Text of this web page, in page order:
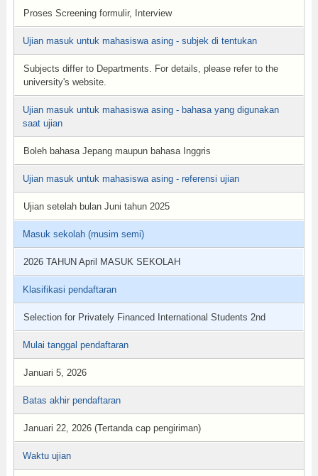
Proses Screening formulir, Interview
Ujian masuk untuk mahasiswa asing - subjek di tentukan
Subjects differ to Departments. For details, please refer to the
university's website.
Ujian masuk untuk mahasiswa asing - bahasa yang digunakan
saat ujian
Boleh bahasa Jepang maupun bahasa Inggris
Ujian masuk untuk mahasiswa asing - referensi ujian
Ujian setelah bulan Juni tahun 2025
Masuk sekolah (musim semi)
2026 TAHUN April MASUK SEKOLAH
Klasifikasi pendaftaran
Selection for Privately Financed International Students 2nd
Mulai tanggal pendaftaran
Januari 5, 2026
Batas akhir pendaftaran
Januari 22, 2026 (Tertanda cap pengiriman)
Waktu ujian